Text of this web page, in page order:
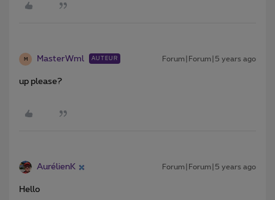
M MasterWml AUTEUR Forum|Forum|5 years ago
up please?
AurélienK Forum|Forum|5 years ago
Hello